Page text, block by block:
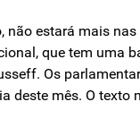
não estará mais
que tem uma
Os
deste mês. O